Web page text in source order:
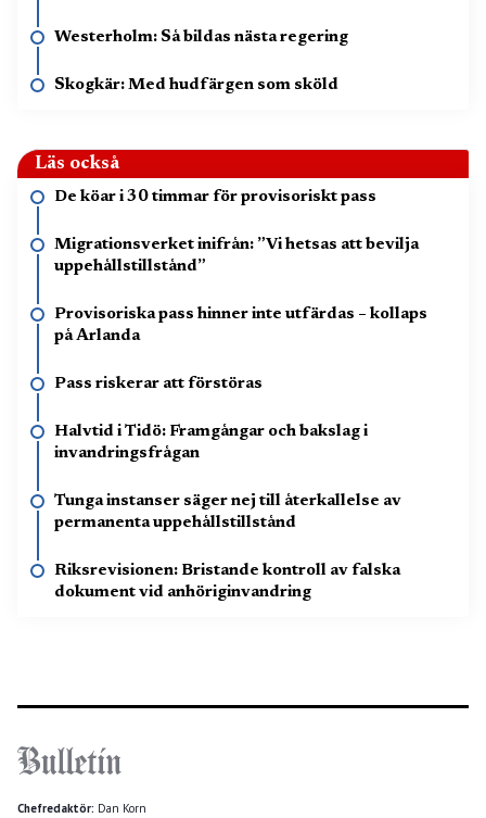
Westerholm: Så bildas nästa regering
Skogkär: Med hudfärgen som sköld
Läs också
De köar i 30 timmar för provisoriskt pass
Migrationsverket inifrån: ”Vi hetsas att bevilja
uppehållstillstånd”
Provisoriska pass hinner inte utfärdas – kollaps
på Arlanda
Pass riskerar att förstöras
Halvtid i Tidö: Framgångar och bakslag i
invandringsfrågan
Tunga instanser säger nej till återkallelse av
permanenta uppehållstillstånd
Riksrevisionen: Bristande kontroll av falska
dokument vid anhöriginvandring
Chefredaktör: Dan Korn